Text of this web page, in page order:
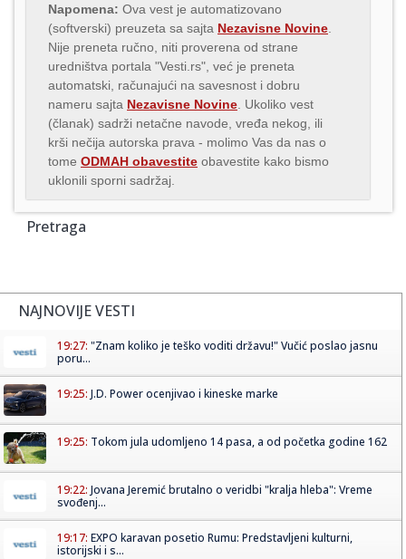
Napomena: Ova vest je automatizovano
(softverski) preuzeta sa sajta Nezavisne Novine
Nije preneta ručno, niti proverena od strane
uredništva portala "Vesti.rs", već je preneta
automatski, računajući na savesnost i dobru
nameru sajta Nezavisne Novine . Ukoliko vest
(članak) sadrži netačne navode, vređa nekog, ili
krši nečija autorska prava - molimo Vas da nas o
tome ODMAH obavestite obavestite kako bismo
uklonili sporni sadržaj.
Pretraga
NAJNOVIJE VESTI
19:27: "Znam koliko je teško voditi državu!" Vučić poslao jasnu
poru...
19:25: J.D. Power ocenjivao i kineske marke
19:25: Tokom jula udomljeno 14 pasa, a od početka godine 162
19:22: Jovana Jeremić brutalno o veridbi "kralja hleba": Vreme
svođenj...
19:17: EXPO karavan posetio Rumu: Predstavljeni kulturni,
istorijski i s...